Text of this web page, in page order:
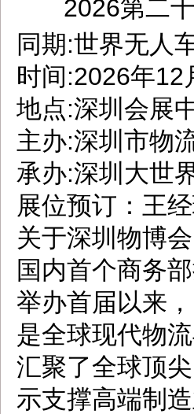
2026第二
同期:世界无人
时间:2026年12
地点:深圳会展
主办:深圳市物
承办:深圳大世
展位预订：王
关于深圳物博会
国内首个商务
举办首届以来
是全球现代物
汇聚了全球顶
示支撑高端制